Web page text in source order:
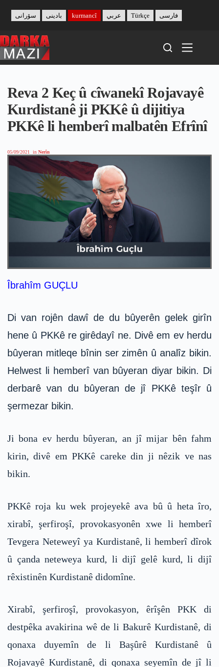
content
بادینی سۆرانی kurmancî عربي Türkçe فارسی
Reva 2 Keç û cîwanekî Rojavayê
Kurdistanê ji PKKê û dijitiya
PKKê li hemberî malbatên Efrînî
05/09/2021 in Nerîn
Îbrahîm GUÇLU
Di van rojên dawî de du bûyerên gelek girîn
hene û PKKê re girêdayî ne. Divê em ev herdu
bûyeran mitleqe bînin ser zimên û analîz bikin.
Helwest li hemberî van bûyeran diyar bikin. Di
derbarê van du bûyeran de jî PKKê teşîr û
şermezar bikin.
Ji bona ev herdu bûyeran, an jî mijar bên fahm
kirin, divê em PKKê careke din ji nêzik ve nas
bikin.
PKKê roja ku wek projeyekê ava bû û heta îro,
xirabî, şerfiroşî, provokasyonên xwe li hemberî
Tevgera Neteweyî ya Kurdistanê, li hemberî dîrok
û çanda neteweya kurd, li dijî gelê kurd, li dijî
rêxistinên Kurdistanê didomîne.
Xirabî, şerfiroşî, provokasyon, êrîşên PKK di
destpêka avakirina wê de li Bakurê Kurdistanê, di
qonaxa duyemîn de li Başûrê Kurdistanê û
Rojavayê Kurdistanê, di qonaxa seyemîn de jî li